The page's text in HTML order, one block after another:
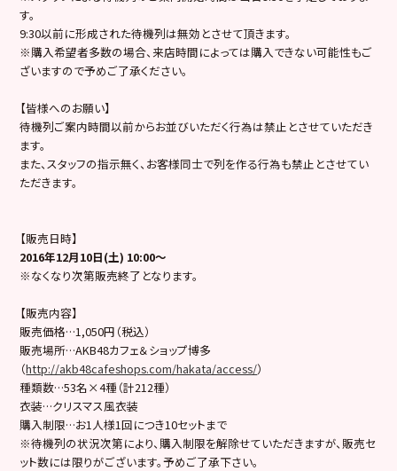
す。
9:30以前に形成された待機列は無効とさせて頂きます。
※購入希望者多数の場合、来店時間によっては購入できない可能性もご
ざいますので予めご了承ください。
【皆様へのお願い】
待機列ご案内時間以前からお並びいただく行為は禁止とさせていただき
ます。
また、スタッフの指示無く、お客様同士で列を作る行為も禁止とさせてい
ただきます。
【販売日時】
2016年12月10日(土) 10:00～
※なくなり次第販売終了となります。
【販売内容】
販売価格…1,050円（税込）
販売場所…AKB48カフェ＆ショップ博多
（http://akb48cafeshops.com/hakata/access/）
種類数…53名×4種（計212種）
衣装…クリスマス風衣装
購入制限…お1人様1回につき10セットまで
※待機列の状況次第により、購入制限を解除せていただきますが、販売セ
ット数には限りがございます。予めご了承下さい。